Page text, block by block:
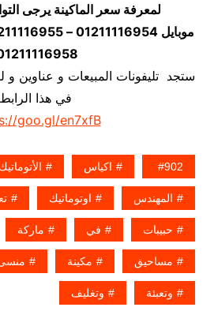
لمعرفة سعر الماكينة يرجى
ستجد تليفونات المبيعات و عناوين
في هذا الرابط
goo.gl/en7xfB
902 اكياس الأتوماتيك
المهندس اوتوماتيك
حبيبات في ماركة
مساحيق مكينة
وتعبئة وتغليف